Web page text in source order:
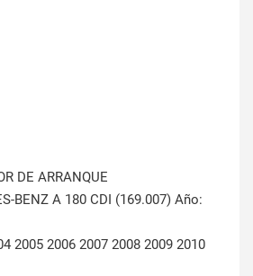
DE ARRANQUE
BENZ A 180 CDI (169.007) Año:
2005 2006 2007 2008 2009 2010